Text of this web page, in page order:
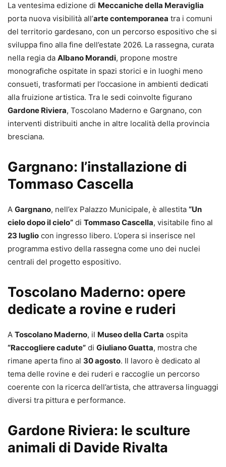
La ventesima edizione di Meccaniche della Meraviglia
porta nuova visibilità all’arte contemporanea tra i comuni
del territorio gardesano, con un percorso espositivo che si
sviluppa fino alla fine dell’estate 2026. La rassegna, curata
nella regia da Albano Morandi, propone mostre
monografiche ospitate in spazi storici e in luoghi meno
consueti, trasformati per l’occasione in ambienti dedicati
alla fruizione artistica. Tra le sedi coinvolte figurano
Gardone Riviera, Toscolano Maderno e Gargnano, con
interventi distribuiti anche in altre località della provincia
bresciana.
Gargnano: l’installazione di
Tommaso Cascella
A Gargnano, nell’ex Palazzo Municipale, è allestita “Un
cielo dopo il cielo” di Tommaso Cascella, visitabile fino al
23 luglio con ingresso libero. L’opera si inserisce nel
programma estivo della rassegna come uno dei nuclei
centrali del progetto espositivo.
Toscolano Maderno: opere
dedicate a rovine e ruderi
A Toscolano Maderno, il Museo della Carta ospita
“Raccogliere cadute” di Giuliano Guatta, mostra che
rimane aperta fino al 30 agosto. Il lavoro è dedicato al
tema delle rovine e dei ruderi e raccoglie un percorso
coerente con la ricerca dell’artista, che attraversa linguaggi
diversi tra pittura e performance.
Gardone Riviera: le sculture
animali di Davide Rivalta